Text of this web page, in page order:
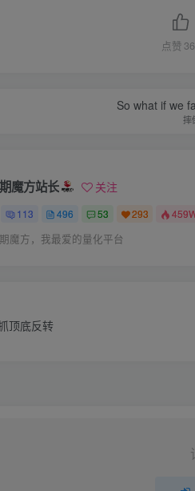
点赞
So what if we
摔
期魔方站长 关注
113 496 53 293
期魔方，我最爱的量化平台
顶底反转